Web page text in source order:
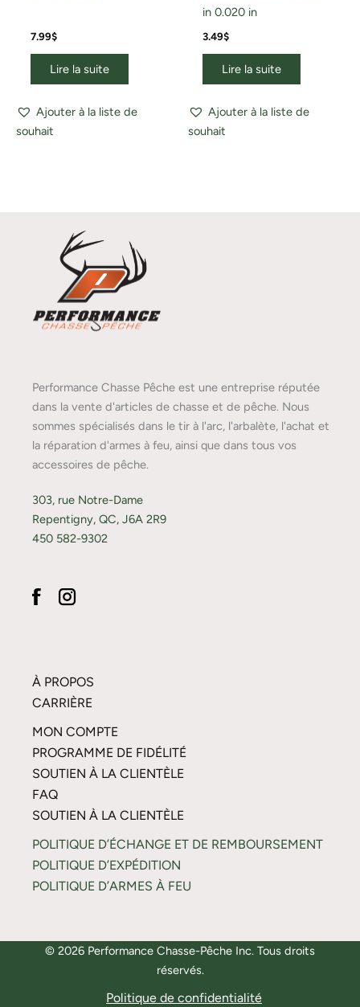
7.99$
Lire la suite
Ajouter à la liste de
souhait
in 0.020 in
3.49$
Lire la suite
Ajouter à la liste de
souhait
Performance Chasse Pêche est une entreprise réputée
dans la vente d'articles de chasse et de pêche. Nous
sommes spécialisés dans le tir à l'arc, l'arbalète, l'achat et
la réparation d'armes à feu, ainsi que dans tous vos
accessoires de pêche.
303, rue Notre-Dame
Repentigny, QC, J6A 2R9
450 582-9302
À PROPOS
CARRIÈRE
MON COMPTE
PROGRAMME DE FIDÉLITÉ
SOUTIEN À LA CLIENTÈLE
FAQ
SOUTIEN À LA CLIENTÈLE
POLITIQUE D’ÉCHANGE ET DE REMBOURSEMENT
POLITIQUE D’EXPÉDITION
POLITIQUE D’ARMES À FEU
© 2026 Performance Chasse-Pêche Inc. Tous droits
réservés.
Politique de confidentialité